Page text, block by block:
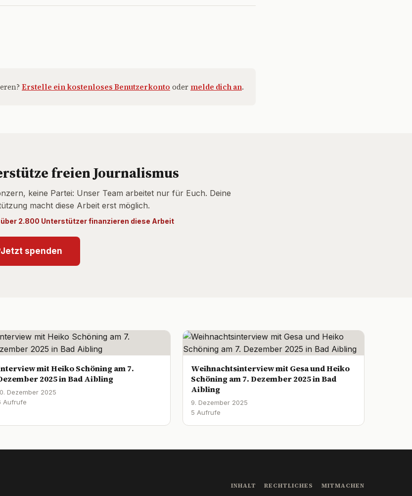
Erstelle ein kostenloses Benutzerkonto oder melde dich an.
freien Journalismus
keine Partei: Unser Team arbeitet nur für Euch. Deine
macht diese Arbeit erst möglich.
2.800 Unterstützer finanzieren diese Arbeit
Jetzt spenden
mit Heiko Schöning am 7.
2025 in Bad Aibling
Dezember 2025
Aufrufe
Weihnachtsinterview mit Gesa und Heiko
Schöning am 7. Dezember 2025 in Bad
Aibling
9. Dezember 2025
5 Aufrufe
INHALT RECHTLICHES MITMACHEN